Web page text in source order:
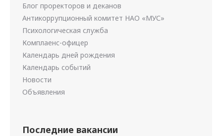
Блог проректоров и деканов
Антикоррупционный комитет НАО «МУС»
Психологическая служба
Комплаенс-офицер
Календарь дней рождения
Календарь событий
Новости
Объявления
Последние вакансии